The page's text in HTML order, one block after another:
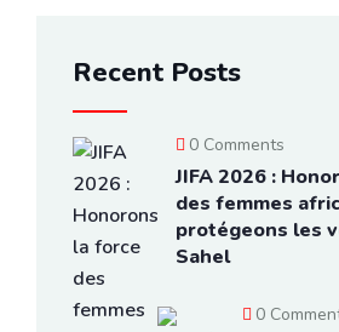
Recent Posts
0 Comments
JIFA 2026 :
des femmes
protégeons les
Sahel
0